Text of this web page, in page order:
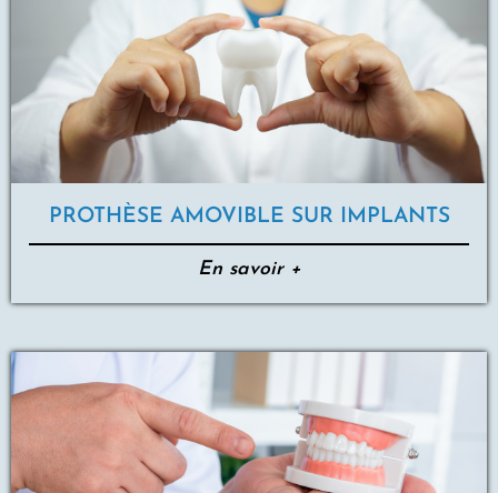
PROTHÈSE AMOVIBLE SUR IMPLANTS
En savoir +